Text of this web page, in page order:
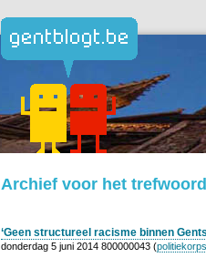
Archief voor het
‘Geen structureel racisme binnen
donderdag 5 juni 2014 800000043 (politiekorps